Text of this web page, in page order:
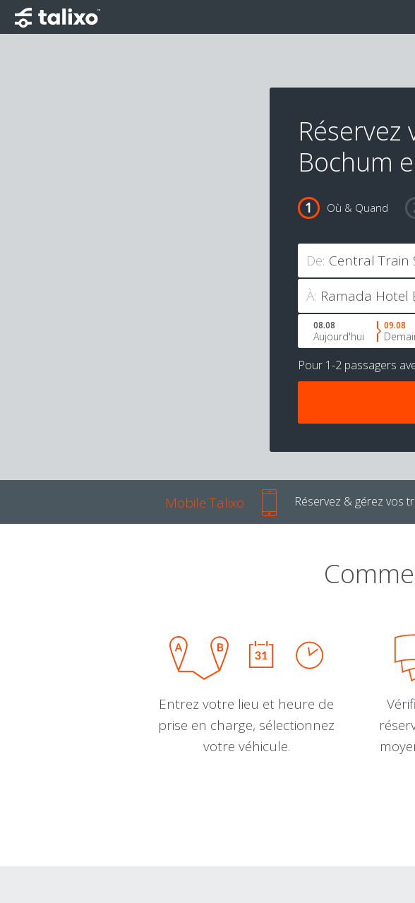
Bochum
Où & Quand
De:
À:
08.08
Aujourd'hui
09.08
Pour 1-2 passagers
Mobile Talixo Réservez & gérez vos
Entrez votre lieu et heure de
prise en charge, sélectionnez
votre véhicule.